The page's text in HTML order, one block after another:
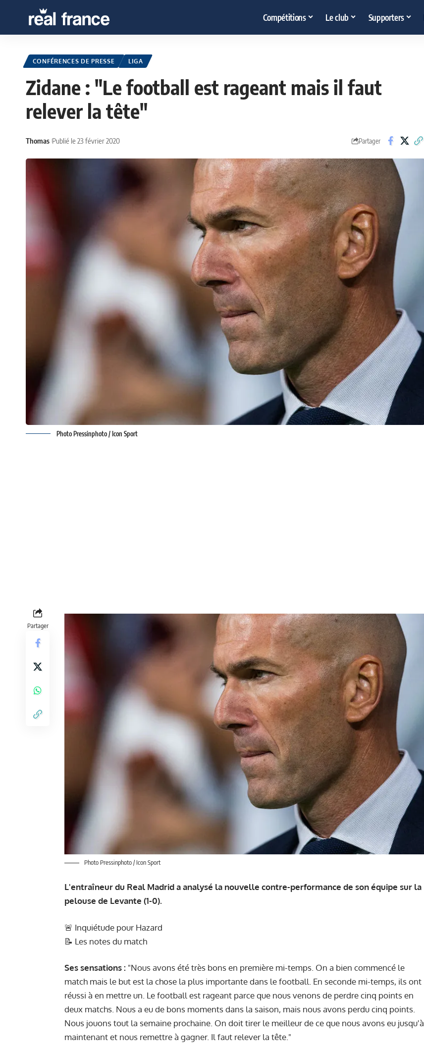
Compétitions Le club Supporters
CONFÉRENCES DE PRESSE LIGA
Zidane : "Le football est rageant mais il faut
relever la tête"
Thomas Publié le 23 février 2020 Partager
Photo Pressinphoto / Icon Sport
Partager
Photo Pressinphoto / Icon Sport
L'entraîneur du Real Madrid a analysé la nouvelle contre-performance de son équipe sur la
pelouse de Levante (1-0).
🚨 Inquiétude pour Hazard
📝 Les notes du match
Ses sensations : "Nous avons été très bons en première mi-temps. On a bien commencé le
match mais le but est la chose la plus importante dans le football. En seconde mi-temps, ils ont
réussi à en mettre un. Le football est rageant parce que nous venons de perdre cinq points en
deux matchs. Nous a eu de bons moments dans la saison, mais nous avons perdu cinq points.
Nous jouons tout la semaine prochaine. On doit tirer le meilleur de ce que nous avons eu jusqu'à
maintenant et nous remettre à gagner. Il faut relever la tête."